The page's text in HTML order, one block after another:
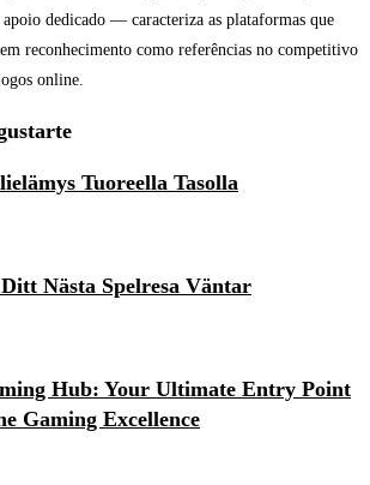
dedicado — caracteriza as plataformas que
reconhecimento como referências no competitivo
online.
Tuoreella Tasolla
Nästa Spelresa Väntar
Hub: Your Ultimate Entry Point
Gaming Excellence